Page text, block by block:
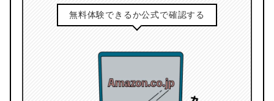
無料体験できるか公式で確認する